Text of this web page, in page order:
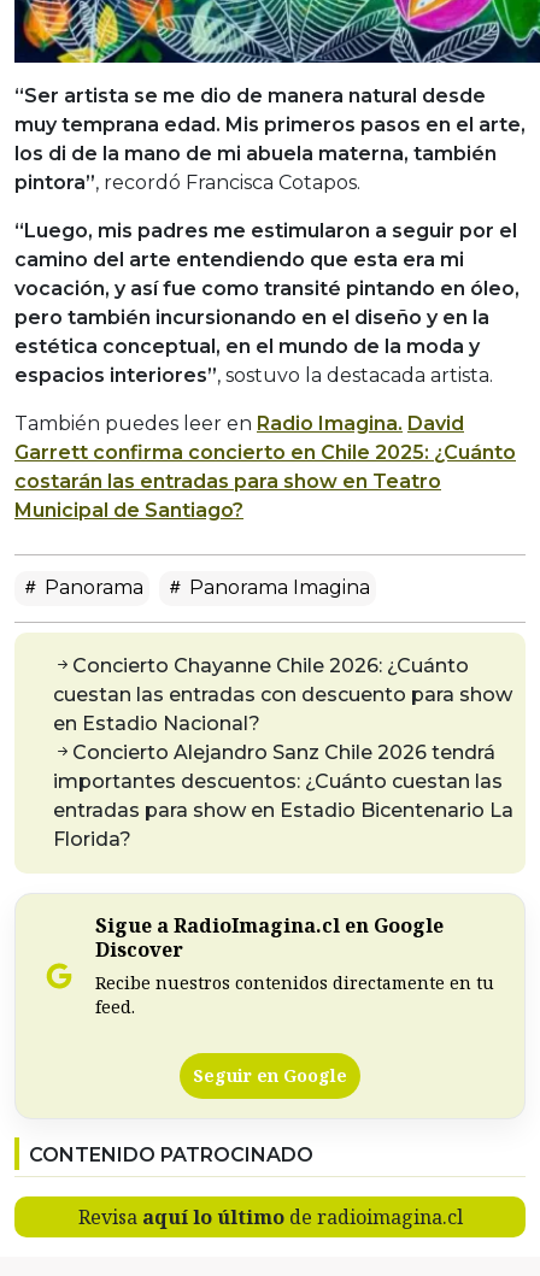
“Ser artista se me dio de manera natural desde
muy temprana edad. Mis primeros pasos en el arte,
los di de la mano de mi abuela materna, también
pintora”, recordó Francisca Cotapos.
“Luego, mis padres me estimularon a seguir por el
camino del arte entendiendo que esta era mi
vocación, y así fue como transité pintando en óleo,
pero también incursionando en el diseño y en la
estética conceptual, en el mundo de la moda y
espacios interiores”, sostuvo la destacada artista.
También puedes leer en Radio Imagina. David
Garrett confirma concierto en Chile 2025: ¿Cuánto
costarán las entradas para show en Teatro
Municipal de Santiago?
Panorama Panorama Imagina
Concierto Chayanne Chile 2026: ¿Cuánto
cuestan las entradas con descuento para show
en Estadio Nacional?
Concierto Alejandro Sanz Chile 2026 tendrá
importantes descuentos: ¿Cuánto cuestan las
entradas para show en Estadio Bicentenario La
Florida?
Sigue a RadioImagina.cl en Google
Discover
Recibe nuestros contenidos directamente en tu
feed.
Seguir en Google
CONTENIDO PATROCINADO
Revisa aquí lo últimode radioimagina.cl